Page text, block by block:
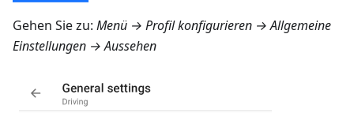
Gehen Sie zu: Menü → Profil konfigurieren → Allgemeine
Einstellungen → Aussehen